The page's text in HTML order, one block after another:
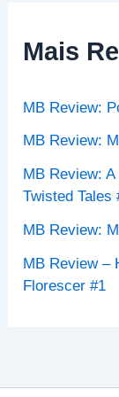
s
a
o
:
Mais
MB Review:
MB Review:
MB Review:
Twisted Tales
MB Review:
MB Review –
Florescer #1